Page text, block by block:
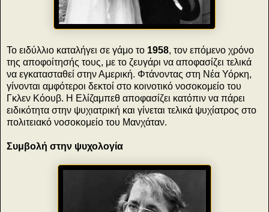
Το ειδύλλιο καταλήγει σε γάμο το 1958, τον επόμενο χρόνο
της αποφοίτησής τους, με το ζευγάρι να αποφασίζει τελικά
να εγκατασταθεί στην Αμερική. Φτάνοντας στη Νέα Υόρκη,
γίνονται αμφότεροι δεκτοί στο κοινοτικό νοσοκομείο του
Γκλεν Κόουβ. Η Ελίζαμπεθ αποφασίζει κατόπιν να πάρει
ειδικότητα στην ψυχιατρική και γίνεται τελικά ψυχίατρος στο
πολιτειακό νοσοκομείο του Μανχάταν.
Συμβολή στην ψυχολογία